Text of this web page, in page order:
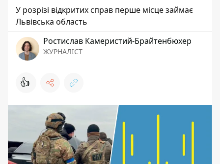
У розрізі відкритих справ перше місце займає
Львівська область
Ростислав Камеристий-Брайтенбюхер
ЖУРНАЛІСТ
👍